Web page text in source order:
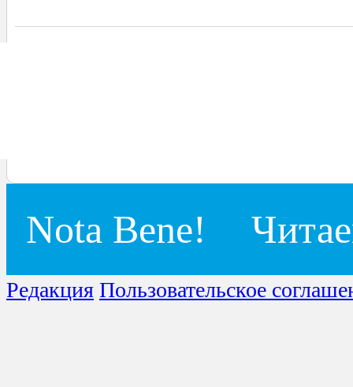
Nota Bene!
Редакция Пользовательское